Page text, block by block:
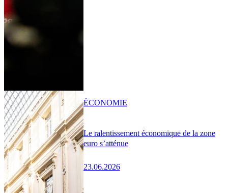
Le ralentissement économique de la zone
euro s’atténue
23.06.2026
ÉCONOMIE